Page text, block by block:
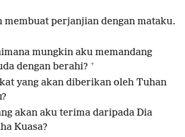
membuat perjanjian dengan mataku.
mungkin aku memandang
dengan berahi? +
yang akan diberikan oleh Tuhan
akan aku terima daripada Dia
Kuasa?